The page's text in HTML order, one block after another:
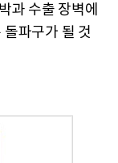
과 수출 장벽에
파구가 될 것